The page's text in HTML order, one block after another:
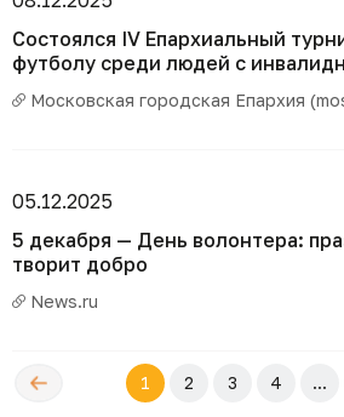
Состоялся IV Епархиальный
футболу среди людей с
Московская городская Епархия
5 декабря — День волонтера:
творит добро
News.ru
05.12.2025
1 2 3 4 ...